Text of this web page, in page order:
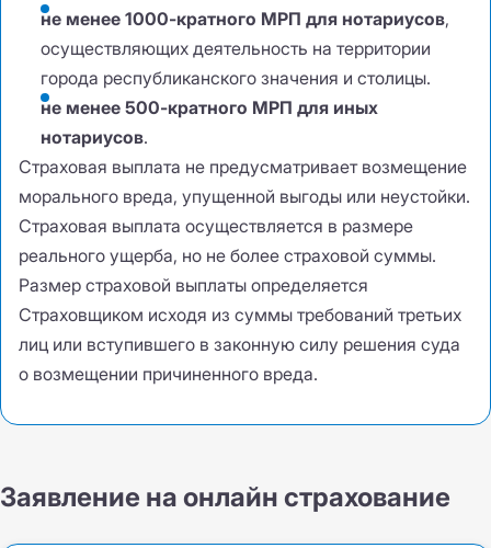
не менее 1000-кратного МРП для нотариусов,
осуществляющих деятельность на территории
города республиканского значения и столицы.
не менее 500-кратного МРП для иных
нотариусов.
Страховая выплата не предусматривает возмещение
морального вреда, упущенной выгоды или неустойки.
Страховая выплата осуществляется в размере
реального ущерба, но не более страховой суммы.
Размер страховой выплаты определяется
Страховщиком исходя из суммы требований третьих
лиц или вступившего в законную силу решения суда
о возмещении причиненного вреда.
Заявление на онлайн страхование